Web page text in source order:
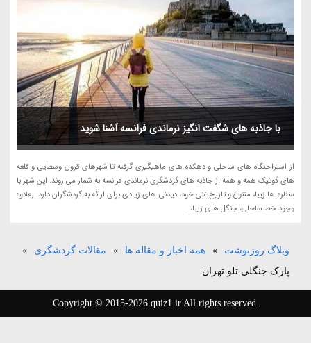
با جاذبه های شگفت انگیز نرماندی فرانسه آشنا شوید
از استراحتگاه های ساحلی و دهکده های ماهیگیری گرفته تا شهرهای قرون وسطایی و قلعه
های گوتیک همه و همه از جاذبه های گردشگری نرماندی فرانسه به شمار می روند. این شهر با
منظره ها زیبا، متنوع و تاریخ غنی خود، دیدنی های زیادی برای ارائه به گردشگران دارد. بعلاوه
وجود خط ساحلی، جنگل های زیبا،...
وبلاگ روزنوشت » همه اخبار و مقاله ها » مقالات گردشگری
»
پارک جنگلی تلو تهران
Copyright © 2015-2026 quiz1.ir All rights reserved.